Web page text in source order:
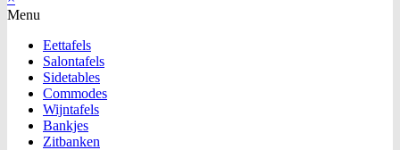
Menu
Eettafels
Salontafels
Sidetables
Commodes
Wijntafels
Bankjes
Zitbanken